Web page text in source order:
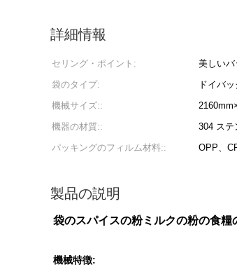
詳細情報
セリング・ポイント: 美しいバ
袋のタイプ:
ドイバ
機械サイズ::
機器の材質::
304 ステ
パッキングのフィルム材料::
OPP、
製品の説明
袋のスパイスの粉ミルクの粉の食
機械特徴: